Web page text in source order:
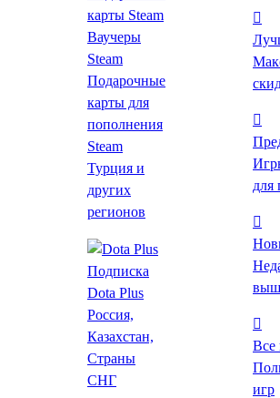
Ваучеры
Steam
Подарочные
карты для
пополнения
Steam
Турция и
других
регионов
Подписка
Dota Plus
Россия,
Казахстан,
Страны
СНГ
для
Все
игр
Купить игру со
VK Play Лаунчер
от 30 ₽ до -41%
*Проверяйте регион активации после
страницу магазина.
*Товар является DLC
Цены на игру
Видео и скриншоты
Требования
Похожие